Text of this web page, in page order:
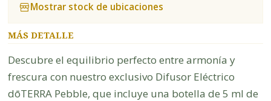
Mostrar stock de ubicaciones
MÁS DETALLE
Descubre el equilibrio perfecto entre armonía y
frescura con nuestro exclusivo Difusor Eléctrico
dōTERRA Pebble, que incluye una botella de 5 ml de